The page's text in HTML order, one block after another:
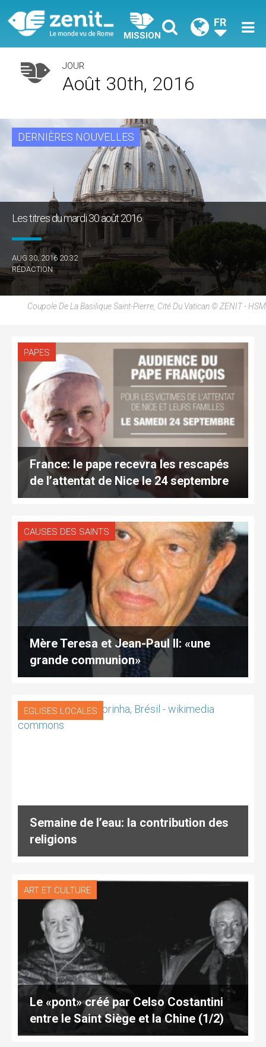
MISSION
FR
JOUR
Août 30th, 2016
DERNIÈRES NOUVELLES
Les titres du mardi 30 août 2016
AUG 30, 2016 20:32
RÉDACTION
Coupole De La Basilique Saint-Pierre, Cité Du Vatican © ZENIT - HSM
PAPES
France: le pape recevra les rescapés
de l’attentat de Nice le 24 septembre
CAUSES DES SAINTS
Mère Teresa et Jean-Paul II: «une
grande communion»
EGLISES LOCALES
Semaine de l’eau: la contribution des
religions
ART ET CULTURE
Le «pont» créé par Celso Costantini
entre le Saint Siège et la Chine (1/2)